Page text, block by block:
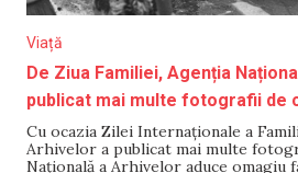
Viață
De Ziua Familiei, Agenția
publicat mai multe fotografii de
Cu ocazia Zilei Internaționale a
Arhivelor a publicat mai multe
Națională a Arhivelor aduce omagiu